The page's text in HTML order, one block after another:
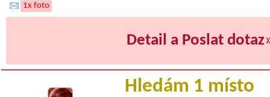
1x foto
Detail a Poslat dotaz
Hledám 1 místo